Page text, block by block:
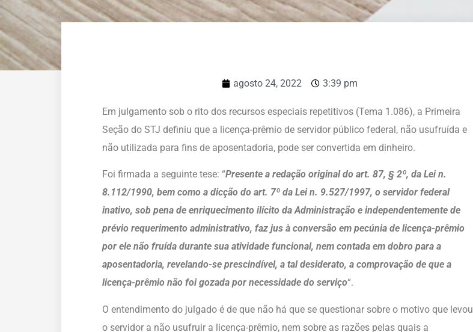
agosto 24, 2022 3:39 pm
Em julgamento sob o rito dos recursos especiais repetitivos (Tema 1.086), a Primeira
Seção do STJ definiu que a licença-prêmio de servidor público federal, não usufruída e
não utilizada para fins de aposentadoria, pode ser convertida em dinheiro.
Foi firmada a seguinte tese: “Presente a redação original do art. 87, § 2º, da Lei n.
8.112/1990, bem como a dicção do art. 7º da Lei n. 9.527/1997, o servidor federal
inativo, sob pena de enriquecimento ilícito da Administração e independentemente de
prévio requerimento administrativo, faz jus à conversão em pecúnia de licença-prêmio
por ele não fruída durante sua atividade funcional, nem contada em dobro para a
aposentadoria, revelando-se prescindível, a tal desiderato, a comprovação de que a
licença-prêmio não foi gozada por necessidade do serviço“.
O entendimento do julgado é de que não há que se questionar sobre o motivo que levou
o servidor a não usufruir a licença-prêmio, nem sobre as razões pelas quais a